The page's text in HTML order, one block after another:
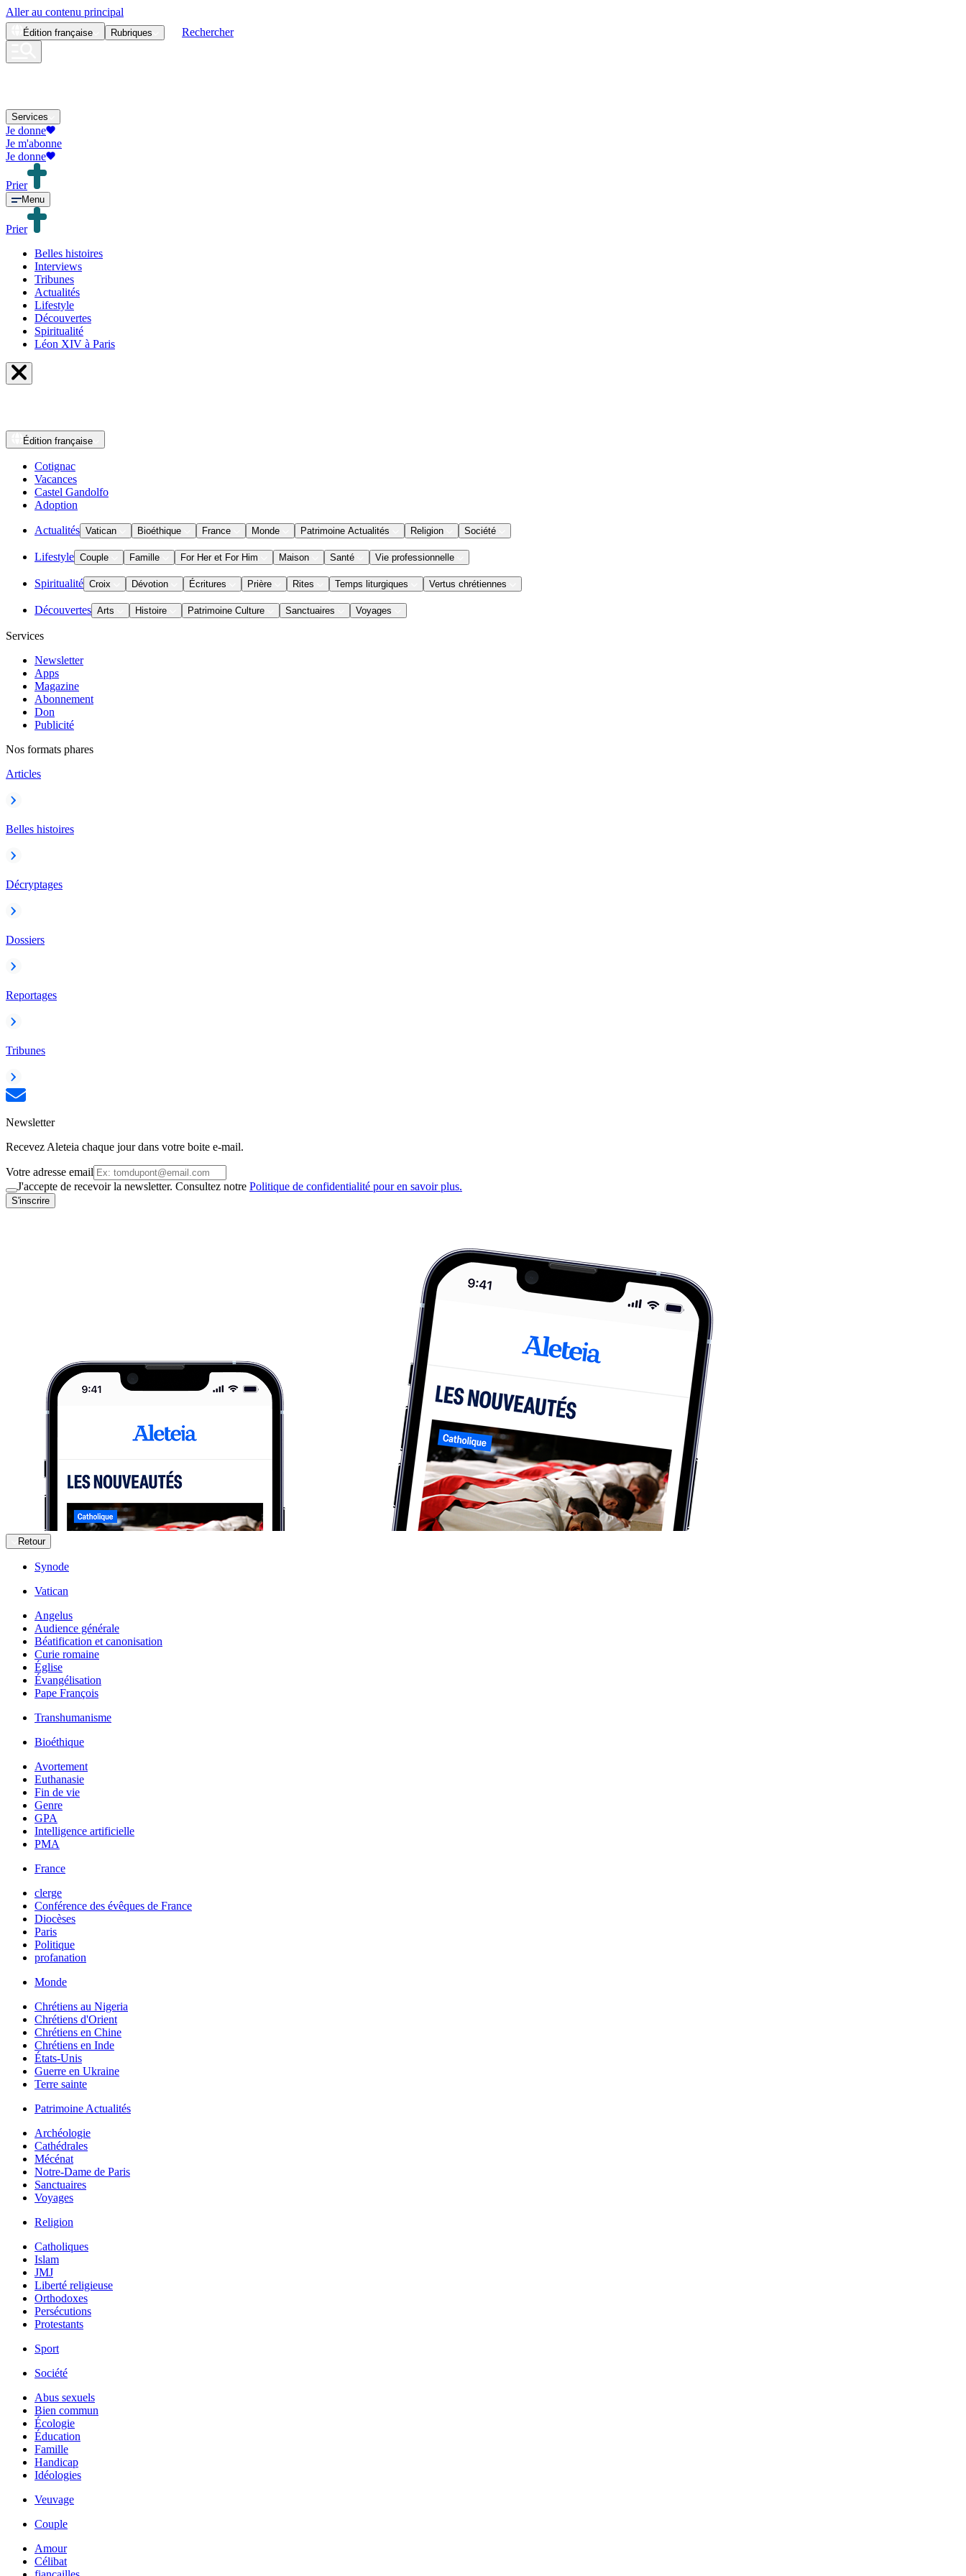
Aller au contenu principal
Édition française Rubriques Rechercher
Services
Je donne
Je m'abonne
Je donne
Prier
Menu
Prier
Belles histoires
Interviews
Tribunes
Actualités
Lifestyle
Découvertes
Spiritualité
Léon XIV à Paris
Édition française
Cotignac
Vacances
Castel Gandolfo
Adoption
Actualités Vatican Bioéthique France Monde Patrimoine Actualités Religion Société
Lifestyle Couple Famille For Her et For Him Maison Santé Vie professionnelle
Spiritualité Croix Dévotion Écritures Prière Rites Temps liturgiques Vertus chrétiennes
Découvertes Arts Histoire Patrimoine Culture Sanctuaires Voyages
Services
Newsletter
Apps
Magazine
Abonnement
Don
Publicité
Nos formats phares
Articles
Belles histoires
Décryptages
Dossiers
Reportages
Tribunes
Newsletter
Recevez Aleteia chaque jour dans votre boite e-mail.
Votre adresse email
J'accepte de recevoir la newsletter. Consultez notre Politique de confidentialité pour en savoir plus.
S'inscrire
Retour
Synode
Vatican
Angelus
Audience générale
Béatification et canonisation
Curie romaine
Église
Évangélisation
Pape François
Transhumanisme
Bioéthique
Avortement
Euthanasie
Fin de vie
Genre
GPA
Intelligence artificielle
PMA
France
clerge
Conférence des évêques de France
Diocèses
Paris
Politique
profanation
Monde
Chrétiens au Nigeria
Chrétiens d'Orient
Chrétiens en Chine
Chrétiens en Inde
États-Unis
Guerre en Ukraine
Terre sainte
Patrimoine Actualités
Archéologie
Cathédrales
Mécénat
Notre-Dame de Paris
Sanctuaires
Voyages
Religion
Catholiques
Islam
JMJ
Liberté religieuse
Orthodoxes
Persécutions
Protestants
Sport
Société
Abus sexuels
Bien commun
Écologie
Éducation
Famille
Handicap
Idéologies
Veuvage
Couple
Amour
Célibat